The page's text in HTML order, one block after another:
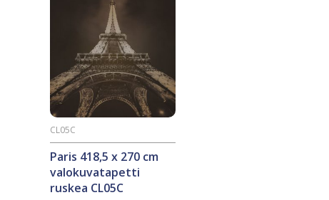
Paris 418,5 x 270 cm
valokuvatapetti
ruskea CL05C
CL05C